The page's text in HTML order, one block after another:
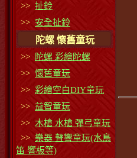
>> 扯鈴
>> 安全扯鈴
陀螺 懷舊童玩
>>
陀螺 彩繪陀螺
>> 懷舊童玩
>> 彩繪空白DIY童玩
>> 益智童玩
>> 木槍 水槍 彈弓童玩
>> 樂器 聲響童玩(水鳥
笛 響板等)